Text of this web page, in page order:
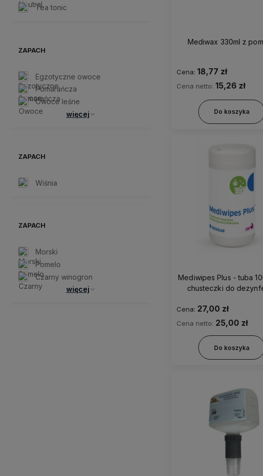
Tea tonic
ZAPACH
Egzotyczne owoce
Pomarańcza
Owoce leśne
więcej
ZAPACH
Wiśnia
ZAPACH
Morski
Pomelo
Czarny winogron
więcej
Mediwax 330ml z
Cena: 18,77 zł
Cena netto: 15,26 zł
Do koszyka
Mediwipes Plus - tuba
chusteczki do
Cena: 27,00 zł
Cena netto: 25,00 zł
Do koszyka